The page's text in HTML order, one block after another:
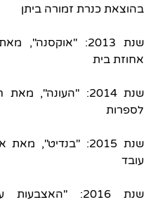
בהוצאת כנרת זמורה ביתן
שנת 2013:
אחוזת בית
שנת 2014: "העונה",
לספרות
שנת 2015:
עובד
שנת 2016: